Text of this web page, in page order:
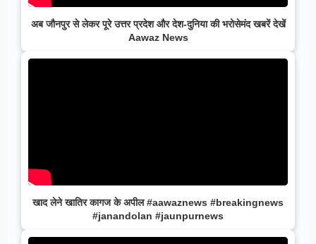
अब जौनपुर से लेकर पूरे उत्तर प्रदेश और देश-दुनिया की भरोसेमंद खबरें देखें
Aawaz News
खाद लेने खातिर कागज के अपील #aawaznews #breakingnews
#janandolan #jaunpurnews